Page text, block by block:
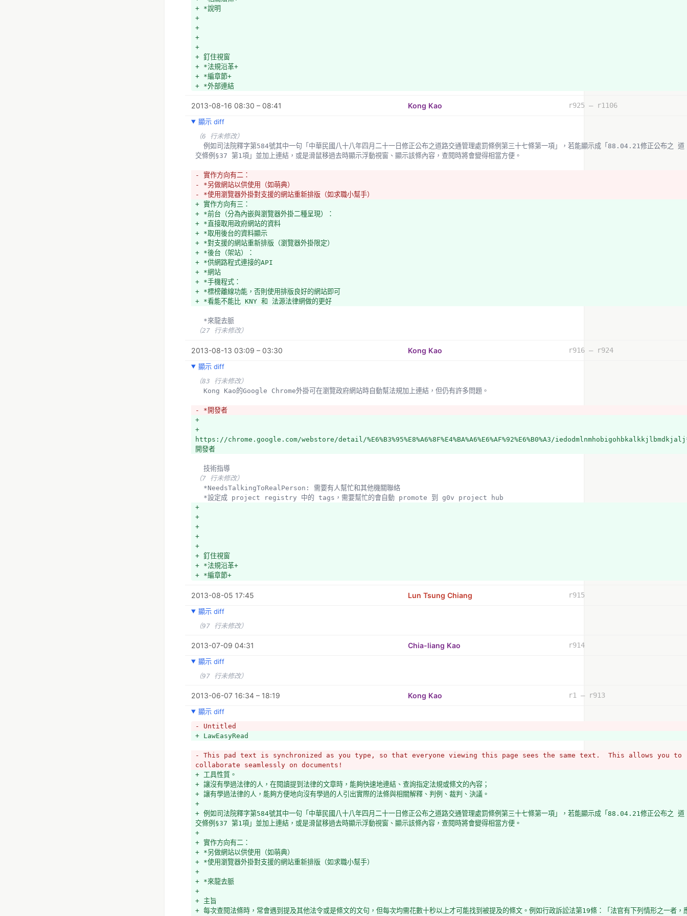
+ *說明
+
+
+
+
+ 釘住視窗
+ *法規沿革+
+ *編章節+
+ *外部連結
2013-08-16 08:30 – 08:41 Kong Kao
r925 – r1106
顯示 diff
（6 行未修改）
交條例§37 第1項」並加上連結，或是滑鼠移過去時顯示浮動視窗、顯示該條內容，查閱時將會變得相當方便。
- 實作方向有二：
- *另做網站以供使用（如萌典）
- *使用瀏覽器外掛對支援的網站重新排版（如求職小幫手）
+ 實作方向有三：
+ *前台（分為內嵌與瀏覽器外掛二種呈現）：
+ *直接取用政府網站的資料
+ *取用後台的資料顯示
+ *對支援的網站重新排版（瀏覽器外掛限定）
+ *後台（架站）：
+ *供網路程式連接的API
+ *網站
+ *手機程式：
+ *標榜離線功能，否則使用排版良好的網站即可
+ *看能不能比 KNY 和 法源法律網做的更好
  *來龍去脈
（27 行未修改）
  專案目前狀態
- Kong Kao之前做過Google Chrome的外掛：https://github.com/kong0107/zhlaweasyread
- 上次零時政府第二次黑客松時則組了專案：https://laweasyread.hackpad.com/LawEasyRead-5nGaomJOqkU
+ **後台架設於 http://laweasyread.herokuapp.com
+ *前台
+ *已有瀏覽器外掛
+ *Firefox: https://addons.mozilla.org/zh-TW/firefox/addon/laweasyread/
+ *Chrome: https://chrome.google.com/webstore/detail/iedodmlnmhobigohbkalkkjlbmdkjalj
+ *有內嵌功能（示範頁），並亦實作一供使用者貼文字立即轉換的頁面。
- 處理法律條文部分則請參閱https://github.com/g0v/laweasyread-data/issues
- *有一些Big5造字區的編碼沒能轉成UTF-8。
- *未能分析「變更條號、但沒有變更內文」的修法。
+ https://github.com/g0v/laweasyread
+ https://github.com/g0v/laweasyread-data
+ https://github.com/g0v/laweasyread-front
+ https://laweasyread.hackpad.com/LawEasyRead-5nGaomJOqkU
（24 行未修改）
  使用技術與工具
  *
+ 出JavaScript, Node.js, AngularJS, LiveScript
- 進度與 to-do
+ 進
+ HTML, JSON度與 to-do
  現有成果
- Kong Kao的Google Chrome外掛可在瀏覽政府網站時自動幫法規加上連結，但仍有許多問題。
-
開發者
+ Ko如前述開發者
  技術指導
（7 行未修改）
  *NeedsTalkingToRealPerson: 需要有人幫忙和其他機關聯絡
  *設定成 project registry 中的 tags，需要幫忙的會自動 promote 到 g0v project hub
-
-
-
-
-
- 釘住視窗
- *法規沿革+
- *編章節+
- *外部連結
-
-
-
-
2013-08-13 03:09 – 03:30 Kong Kao
r916 – r924
顯示 diff
（83 行未修改）
  Kong Kao的Google Chrome外掛可在瀏覽政府網站時自動幫法規加上連結，但仍有許多問題。
- *開發者
+
+
https://chrome.google.com/webstore/detail/%E6%B3%95%E8%A6%8F%E4%BA%A6%E6%AF%92%E6%B0%A3/
開發者
  技術指導
（7 行未修改）
  *NeedsTalkingToRealPerson: 需要有人幫忙和其他機關聯絡
  *設定成 project registry 中的 tags，需要幫忙的會自動 promote 到 g0v project hub
+
+
+
+
+
+ 釘住視窗
+ *法規沿革+
+ *編章節+
+
+
+
+ *法規沿革+
+ *外部連結
+
+
+ 釘住視窗
+ *編章節+
+ *外部連結
2013-08-05 17:45 Lun Tsung Chiang
r915
顯示 diff
（97 行未修改）
2013-07-09 04:31 Chia-liang Kao
r914
顯示 diff
（97 行未修改）
2013-06-07 16:34 – 18:19 Kong Kao
r1 – r913
顯示 diff
- Untitled
+ LawEasyRead
- This pad text is synchronized as you type, so that everyone viewing this page sees the same text.  This allows you to
collaborate seamlessly on documents!
+ 工具性質。
+ 讓沒有學過法律的人，在閱讀提到法律的文章時，能夠快速地連結、查詢指定法規或條文的內容；
+ 讓有學過法律的人，能夠方便地向沒有學過的人引出實際的法條與相關解釋、判例、裁判、決議。
+
+ 例如司法院釋字第584號其中一句「中華民國八十八年四月二十一日修正公布之道路交通管理處罰條例第三十七條第一項」，若能顯示成「88.04.21修正公布之 道
交條例§37 第1項」並加上連結，或是滑鼠移過去時顯示浮動視窗、顯示該條內容，查閱時將會變得相當方便。
+
+ 實作方向有二：
+ *另做網站以供使用（如萌典）
+ *使用瀏覽器外掛對支援的網站重新排版（如求職小幫手）
+
+ *來龍去脈
+
+ 主旨
+ 每次查閱法條時，常會遇到提及其他法令或是條文的文句，但每次均需花數十秒以上才可能找到被提及的條文。例如行政訴訟法第19條：「法官有下列情形之一者，